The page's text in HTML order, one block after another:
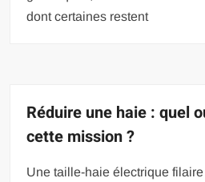
dont certaines restent
Réduire une haie : quel
cette mission ?
Une taille-haie électrique